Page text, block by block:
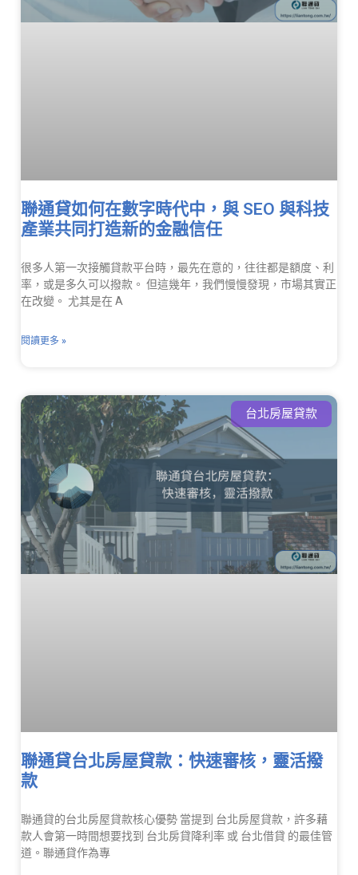
聯通貸如何在數字時代中，與 SEO 與科技
產業共同打造新的金融信任
很多人第一次接觸貸款平台時，最先在意的，往往都是額度、利
率，或是多久可以撥款。 但這幾年，我們慢慢發現，市場其實正
在改變。 尤其是在 A
閱讀更多 »
台北房屋貸款
聯通貸台北房屋貸款：快速審核，靈活撥
款
聯通貸的台北房屋貸款核心優勢 當提到 台北房屋貸款，許多藉
款人會第一時間想要找到 台北房貸降利率 或 台北借貸 的最佳管
道。聯通貸作為專